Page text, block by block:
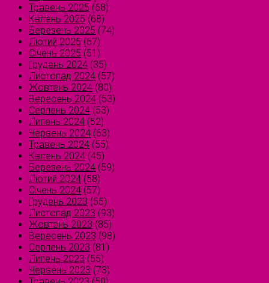
Травень 2025 (68)
Квітень 2025 (68)
Березень 2025 (74)
Лютий 2025 (67)
Січень 2025 (51)
Грудень 2024 (35)
Листопад 2024 (57)
Жовтень 2024 (80)
Вересень 2024 (53)
Серпень 2024 (53)
Липень 2024 (52)
Червень 2024 (63)
Травень 2024 (55)
Квітень 2024 (45)
Березень 2024 (59)
Лютий 2024 (58)
Січень 2024 (57)
Грудень 2023 (55)
Листопад 2023 (93)
Жовтень 2023 (85)
Вересень 2023 (98)
Серпень 2023 (81)
Липень 2023 (55)
Червень 2023 (73)